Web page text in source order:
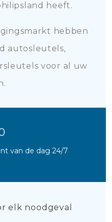
heeft.
hebben
autosleutels,
voor al uw
van de dag 24/7
elk noodgeval